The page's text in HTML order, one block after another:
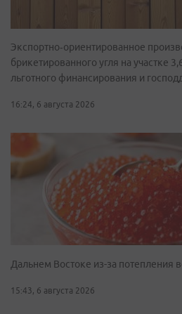
Экспортно‑ориентированное
брикетированного угля на участке
льготного финансирования и
16:24, 6 августа 2026
Дальнем Востоке из-за потепления
15:43, 6 августа 2026